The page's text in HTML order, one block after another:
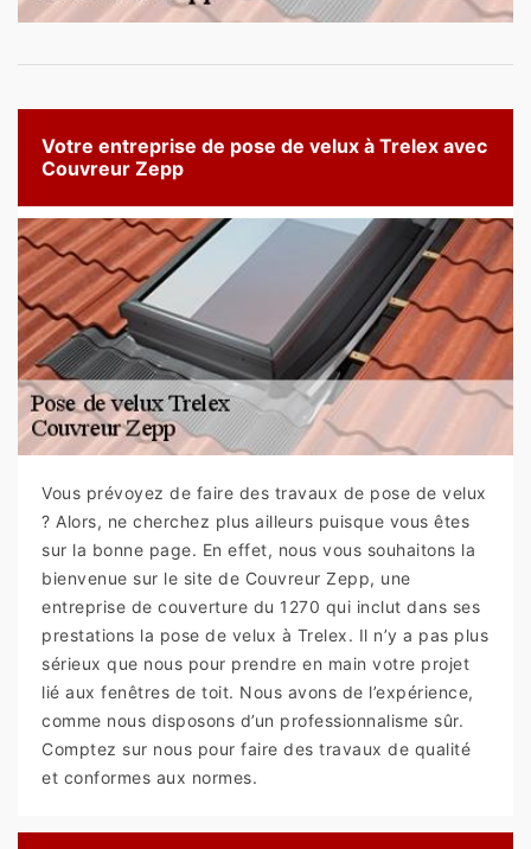
Votre entreprise de pose de velux à Trelex avec
Couvreur Zepp
Vous prévoyez de faire des travaux de pose de velux
? Alors, ne cherchez plus ailleurs puisque vous êtes
sur la bonne page. En effet, nous vous souhaitons la
bienvenue sur le site de Couvreur Zepp, une
entreprise de couverture du 1270 qui inclut dans ses
prestations la pose de velux à Trelex. Il n’y a pas plus
sérieux que nous pour prendre en main votre projet
lié aux fenêtres de toit. Nous avons de l’expérience,
comme nous disposons d’un professionnalisme sûr.
Comptez sur nous pour faire des travaux de qualité
et conformes aux normes.